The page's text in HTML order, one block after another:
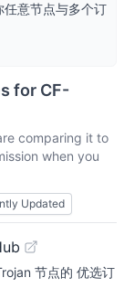
意节点与多个订
for CF-
comparing it to
when you
Updated
节点的 优选订